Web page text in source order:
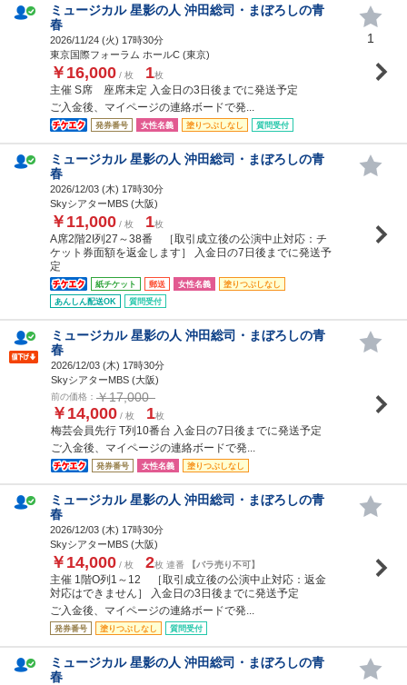
ミュージカル 星影の人 沖田総司・まぼろしの青
春
2026/11/24 (火) 17時30分
東京国際フォーラム ホールC (東京)
￥16,000 / 枚 1枚
主催 S席 座席未定 入金日の3日後までに発送予定
ご入金後、マイページの連絡ボードで発...
発券番号 女性名義 塗りつぶしなし 質問受付
1
ミュージカル 星影の人 沖田総司・まぼろしの青
春
2026/12/03 (木) 17時30分
SkyシアターMBS (大阪)
￥11,000 / 枚 1枚
A席2階2I列27～38番 ［取引成立後の公演中止対応：チ
ケット券面額を返金します］ 入金日の7日後までに発送予
定
紙チケット 郵送 女性名義
塗りつぶしなし
あんしん配送OK
質問受付
ミュージカル 星影の人 沖田総司・まぼろしの青
春
2026/12/03 (木) 17時30分
SkyシアターMBS (大阪)
前の価格： ￥17,000
￥14,000 / 枚 1枚
梅芸会員先行 T列10番台 入金日の7日後までに発送予定
ご入金後、マイページの連絡ボードで発...
発券番号 女性名義 塗りつぶしなし
ミュージカル 星影の人 沖田総司・まぼろしの青
春
2026/12/03 (木) 17時30分
SkyシアターMBS (大阪)
￥14,000 / 枚 2枚 連番 【バラ売り不可】
主催 1階O列1～12 ［取引成立後の公演中止対応：返金
対応はできません］ 入金日の3日後までに発送予定
ご入金後、マイページの連絡ボードで発...
発券番号 塗りつぶしなし 質問受付
ミュージカル 星影の人 沖田総司・まぼろしの青
春